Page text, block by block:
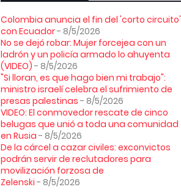
Colombia anuncia el fin del 'corto circuito'
con Ecuador- 8/5/2026
No se dejó robar: Mujer forcejea con un
ladrón y un policía armado lo ahuyenta
(VIDEO) - 8/5/2026
"Si lloran, es que hago bien mi trabajo":
ministro israelí celebra el sufrimiento de
presas palestinas - 8/5/2026
VIDEO: El conmovedor rescate de cinco
belugas que unió a toda una comunidad
en Rusia - 8/5/2026
De la cárcel a cazar civiles: exconvictos
podrán servir de reclutadores para
movilización forzosa de
Zelenski - 8/5/2026